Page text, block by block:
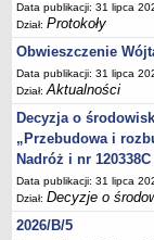
przestrzennego
Dane
Stałe obwody
obwodowych
Plan ogólny
FINANSE GMINY
Budżet
Zmiany budżetu
Wieloletnia
Data publikacji: 31 lipca
Dział:Protokoły
Obwieszczenie
Data publikacji: 31 lipca
Dział:Aktualności
Decyzja o
„Przebudowa i
Nadróż i nr
Data publikacji: 31 lipca
Dział:Decyzje o
2026/B/5